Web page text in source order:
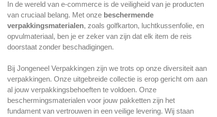
In de wereld van e-commerce is de veiligheid van je producten
van cruciaal belang. Met onze beschermende
verpakkingsmaterialen, zoals golfkarton, luchtkussenfolie, en
opvulmateriaal, ben je er zeker van zijn dat elk item de reis
doorstaat zonder beschadigingen.
Bij Jongeneel Verpakkingen zijn we trots op onze diversiteit aan
verpakkingen. Onze uitgebreide collectie is erop gericht om aan
al jouw verpakkingsbehoeften te voldoen. Onze
beschermingsmaterialen voor jouw pakketten zijn het
fundament van vertrouwen in een veilige levering. Wij staan